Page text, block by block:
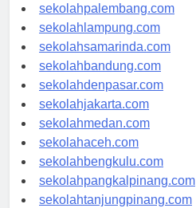
sekolahpalembang.com
sekolahlampung.com
sekolahsamarinda.com
sekolahbandung.com
sekolahdenpasar.com
sekolahjakarta.com
sekolahmedan.com
sekolahaceh.com
sekolahbengkulu.com
sekolahpangkalpinang.com
sekolahtanjungpinang.com